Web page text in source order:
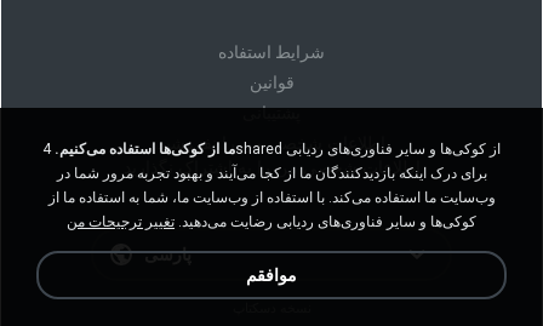
شرايط استفاده
قوانين
پشتیبانی
اطلاعات شخصی من را نفروشید
اطلاعات شخصی من را به اشتراک نگذارید
پارسی
ما از کوکی‌ها استفاده می‌کنیم. 4shared از کوکی‌ها و سایر فناوری‌های ردیابی
برای درک اینکه بازدیدکنندگان ما از کجا می‌آیند و بهبود تجربه مرور شما در
وب‌سایت ما استفاده می‌کند. با استفاده از وب‌سایت ما، شما به استفاده ما از
کوکی‌ها و سایر فناوری‌های ردیابی رضایت می‌دهید. تغییر ترجیحات من
موافقم